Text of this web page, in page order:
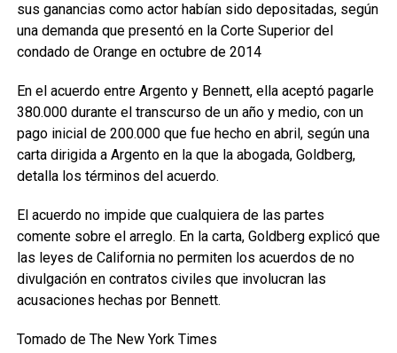
sus ganancias como actor habían sido depositadas, según
una demanda que presentó en la Corte Superior del
condado de Orange en octubre de 2014
En el acuerdo entre Argento y Bennett, ella aceptó pagarle
380.000 durante el transcurso de un año y medio, con un
pago inicial de 200.000 que fue hecho en abril, según una
carta dirigida a Argento en la que la abogada, Goldberg,
detalla los términos del acuerdo.
El acuerdo no impide que cualquiera de las partes
comente sobre el arreglo. En la carta, Goldberg explicó que
las leyes de California no permiten los acuerdos de no
divulgación en contratos civiles que involucran las
acusaciones hechas por Bennett.
Tomado de The New York Times